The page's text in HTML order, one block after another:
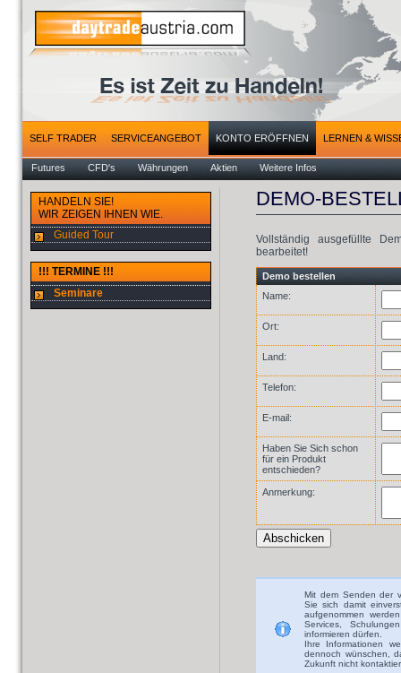
SELF TRADER SERVICEANGEBOT KONTO ERÖFFNEN LERNEN &
Futures CFD's Währungen Aktien Weitere Infos
HANDELN SIE!
WIR ZEIGEN IHNEN WIE.
Guided Tour
!!! TERMINE !!!
Seminare
DEMO-
Vollständig ausgefüllte
bearbeitet!
Demo bestellen
Name:
Ort:
Land:
Telefon:
E-mail:
Haben Sie Sich schon
für ein Produkt
entschieden?
Anmerkung:
Mit dem Senden der
Sie sich damit
aufgenommen
Services,
informieren dürfen.
Ihre Informationen
dennoch wünschen,
Zukunft nicht